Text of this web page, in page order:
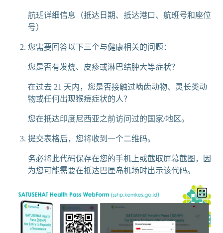
航班详细信息（抵达日期、抵达港口、航班号和座位
号）
您需要回答以下三个与健康相关的问题：
您是否有发烧、皮疹或淋巴结肿大等症状？
在过去 21 天内，您是否接触过啮齿动物、灵长类动
物或任何出现猴痘症状的人？
您在抵达印度尼西亚之前访问过的国家/地区。
提交表格后，您将收到一个二维码。
务必将此代码保存在您的手机上或截取屏幕截图，因
为您可能需要在抵达巴厘岛机场时出示该代码。